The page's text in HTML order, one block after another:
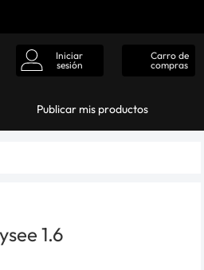
Iniciar
sesión
Carro de
compras
Publicar mis productos
1.6